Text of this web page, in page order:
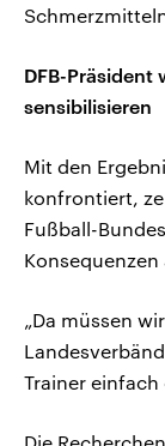
DFB-Präsident
sensibilisieren
Mit den
konfrontiert,
Fußball-
Konsequenzen
„Da müssen
Trainer einfach